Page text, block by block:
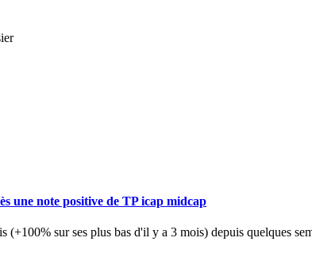
une note positive de TP icap midcap
(+100% sur ses plus bas d'il y a 3 mois) depuis quelques